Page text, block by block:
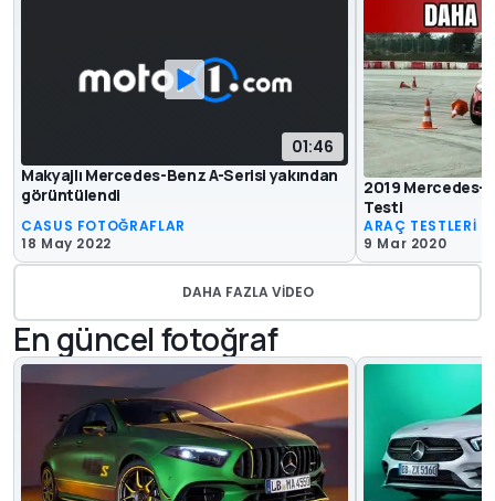
01:46
Makyajlı Mercedes-Benz A-Serisi yakından
görüntülendi
CASUS FOTOĞRAFLAR
18 May 2022
2019 Mercedes-
Testi
ARAÇ TESTLERİ
9 Mar 2020
DAHA FAZLA VIDEO
En güncel fotoğraf